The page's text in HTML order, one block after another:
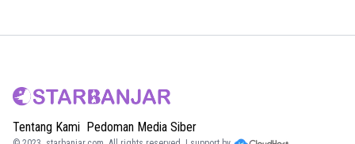
Tentang Kami Pedoman Media Siber